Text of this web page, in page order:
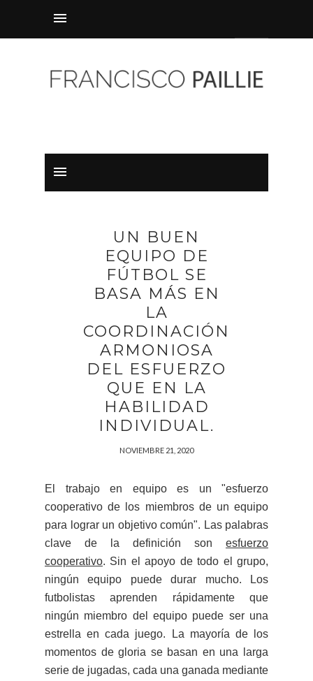
UN BUEN
EQUIPO DE
FÚTBOL SE
BASA MÁS EN
LA
COORDINACIÓN
ARMONIOSA
DEL ESFUERZO
QUE EN LA
HABILIDAD
INDIVIDUAL.
NOVIEMBRE 21, 2020
El trabajo en equipo es un "esfuerzo
cooperativo de los miembros de un equipo
para lograr un objetivo común". Las palabras
clave de la definición son esfuerzo
cooperativo. Sin el apoyo de todo el grupo,
ningún equipo puede durar mucho. Los
futbolistas aprenden rápidamente que
ningún miembro del equipo puede ser una
estrella en cada juego. La mayoría de los
momentos de gloria se basan en una larga
serie de jugadas, cada una ganada mediante